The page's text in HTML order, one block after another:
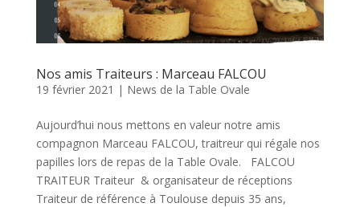
Nos amis Traiteurs : Marceau FALCOU
19 février 2021 | News de la Table Ovale
Aujourd’hui nous mettons en valeur notre amis
compagnon Marceau FALCOU, traitreur qui régale nos
papilles lors de repas de la Table Ovale. FALCOU
TRAITEUR Traiteur & organisateur de réceptions
Traiteur de référence à Toulouse depuis 35 ans,